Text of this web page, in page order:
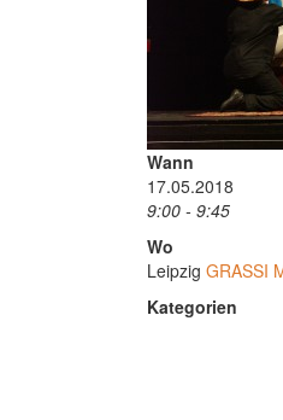
Wann
17.05.2018
9:00 - 9:45
Wo
Leipzig GRASSI
Kategorien